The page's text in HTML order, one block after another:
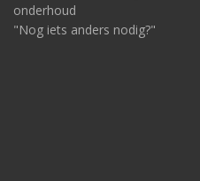
onderhoud
"Nog iets anders nodig?"